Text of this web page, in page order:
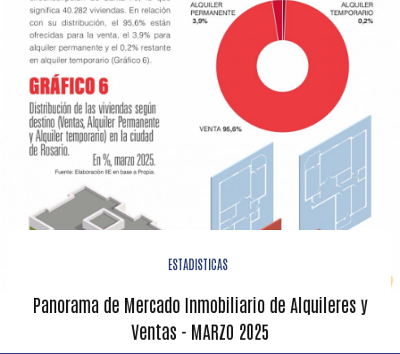
ESTADISTICAS
Panorama de Mercado Inmobiliario de Alquileres y
Ventas - MARZO 2025